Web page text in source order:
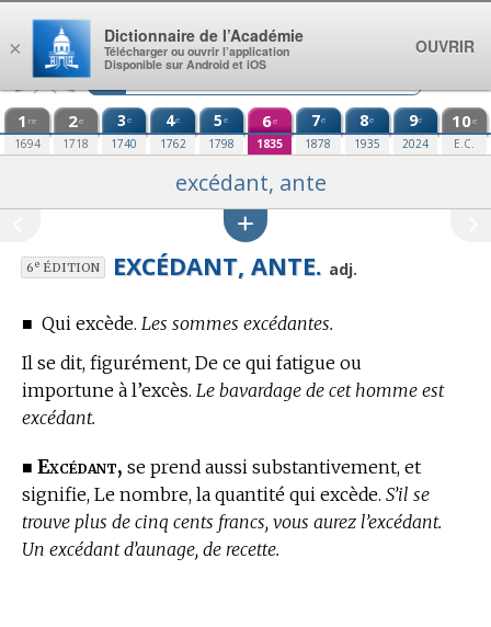
Aller au contenu
1 re
1694
2e
1718
3e
1740
4e
1762
5e
1798
6e
1835
7e
1878
8e
1935
9e
2024
10e
E.C.
excédant, ante
6eÉDITION EXCÉDANT, ANTE. adj.
■ Qui excède. Les sommes excédantes.
Il se dit, figurément, De ce qui fatigue ou
importune à l’excès. Le bavardage de cet homme est
excédant.
■ Excédant, se prend aussi substantivement, et
signifie, Le nombre, la quantité qui excède. S’il se
trouve plus de cinq cents francs, vous aurez l’excédant.
Un excédant d’aunage, de recette.
×
Dictionnaire de l’Académie
Télécharger ou ouvrir l’application
Disponible sur Android et iOS
OUVRIR